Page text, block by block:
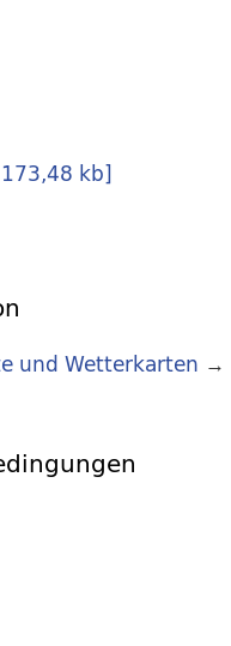
173,48 kb]
und Wetterkarten →